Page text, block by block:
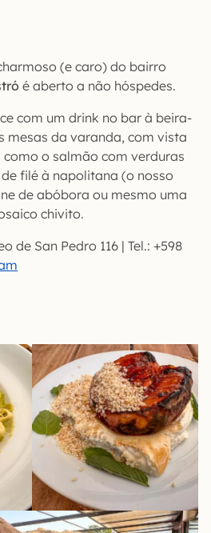
(e caro) do bairro
é aberto a não hóspedes.
com um drink no bar à beira-
mesas da varanda, com vista
o salmão com verduras
filé à napolitana (o nosso
de abóbora ou mesmo uma
chivito.
de San Pedro 116 | Tel.: +598